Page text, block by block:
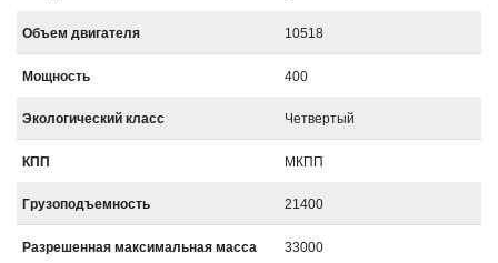
Объем двигателя 10518
Мощность 400
Экологический класс Четвертый
КПП МКПП
Грузоподъемность 21400
Разрешенная максимальная масса 33000